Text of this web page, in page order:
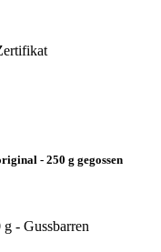
- 250 g gegossen
- Gussbarren